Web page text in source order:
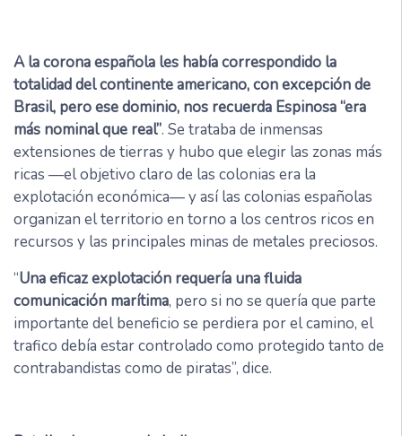
A la corona española les había correspondido la
totalidad del continente americano, con excepción de
Brasil, pero ese dominio, nos recuerda Espinosa “era
más nominal que real”. Se trataba de inmensas
extensiones de tierras y hubo que elegir las zonas más
ricas —el objetivo claro de las colonias era la
explotación económica— y así las colonias españolas
organizan el territorio en torno a los centros ricos en
recursos y las principales minas de metales preciosos.
“Una eficaz explotación requería una fluida
comunicación marítima, pero si no se quería que parte
importante del beneficio se perdiera por el camino, el
trafico debía estar controlado como protegido tanto de
contrabandistas como de piratas”, dice.